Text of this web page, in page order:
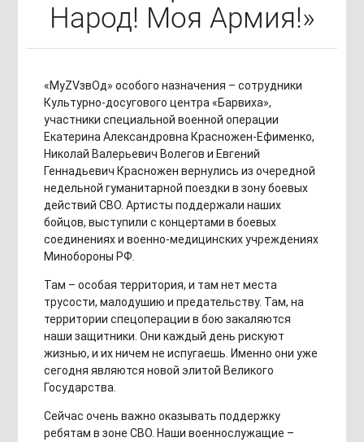
Народ! Моя Армия!»
«МуZVзвOд» особого назначения – сотрудники
Культурно-досугового центра «Барвиха»,
участники специальной военной операции
Екатерина Александровна Красножен-Ефименко,
Николай Валерьевич Волегов и Евгений
Геннадьевич Красножен вернулись из очередной
недельной гуманитарной поездки в зону боевых
действий СВО. Артисты поддержали наших
бойцов, выступили с концертами в боевых
соединениях и военно-медицинских учреждениях
Минобороны РФ.
Там – особая территория, и там нет места
трусости, малодушию и предательству. Там, на
территории спецоперации в бою закаляются
наши защитники. Они каждый день рискуют
жизнью, и их ничем не испугаешь. Именно они уже
сегодня являются новой элитой Великого
Государства.
Сейчас очень важно оказывать поддержку
ребятам в зоне СВО. Наши военнослужащие –